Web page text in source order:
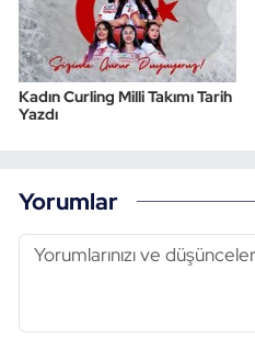
Kadın Curling Milli Takımı Tarih
Yazdı
Yorumlar